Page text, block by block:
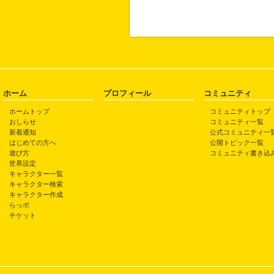
ホーム
ホームトップ
おしらせ
新着通知
はじめての方へ
遊び方
世界設定
キャラクター一覧
キャラクター検索
キャラクター作成
らっポ
チケット
プロフィール コミュニティ
コミュニティトップ
コミュニティ一覧
公式コミュニティ一
公開トピック一覧
コミュニティ書き込